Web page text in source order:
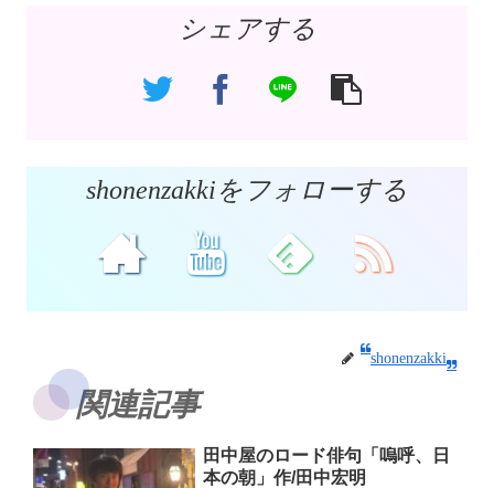
シェアする
shonenzakkiをフォローする
shonenzakki
関連記事
田中屋のロード俳句「嗚呼、日
本の朝」作/田中宏明